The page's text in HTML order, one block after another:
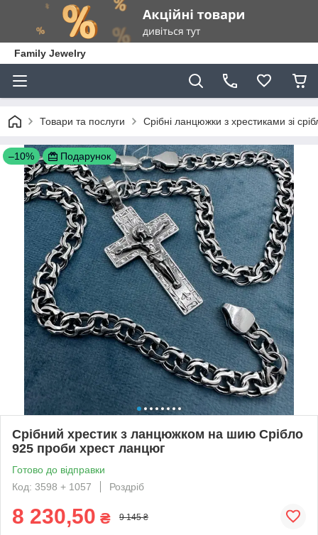
Family Jewelry
Товари та послуги Срібні ланцюжки з хрестиками зі
–10% Подарунок
Срібний хрестик з ланцюжком на шию Срібло
925 проби хрест ланцюг
Готово до відправки
Код: 3598 + 1057
Роздріб
8 230,50 ₴ 9 145 ₴